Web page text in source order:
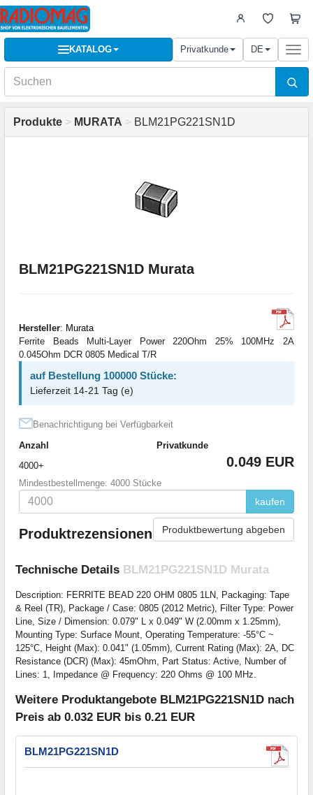
KATALOG Privatkunde DE
Produkte > MURATA > BLM21PG221SN1D
BLM21PG221SN1D Murata
Hersteller: Murata
Ferrite Beads Multi-Layer Power 220Ohm 25% 100MHz 2A
0.045Ohm DCR 0805 Medical T/R
auf Bestellung 100000 Stücke:
Lieferzeit 14-21 Tag (e)
Benachrichtigung bei Verfügbarkeit
Anzahl
Privatkunde
4000+
0.049 EUR
Mindestbestellmenge: 4000 Stücke
kaufen
Produktrezensionen Produktbewertung abgeben
Technische Details BLM21PG221SN1D Murata
Description: FERRITE BEAD 220 OHM 0805 1LN, Packaging: Tape
& Reel (TR), Package / Case: 0805 (2012 Metric), Filter Type: Power
Line, Size / Dimension: 0.079" L x 0.049" W (2.00mm x 1.25mm),
Mounting Type: Surface Mount, Operating Temperature: -55°C ~
125°C, Height (Max): 0.041" (1.05mm), Current Rating (Max): 2A, DC
Resistance (DCR) (Max): 45mOhm, Part Status: Active, Number of
Lines: 1, Impedance @ Frequency: 220 Ohms @ 100 MHz.
Weitere Produktangebote BLM21PG221SN1D nach
Preis ab 0.032 EUR bis 0.21 EUR
BLM21PG221SN1D